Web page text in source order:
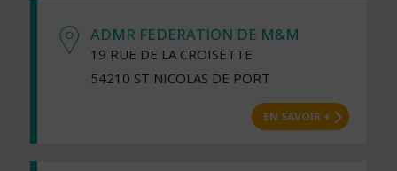
ADMR FEDERATION DE M&M
19 RUE DE LA CROISETTE
54210 ST NICOLAS DE PORT
EN SAVOIR +